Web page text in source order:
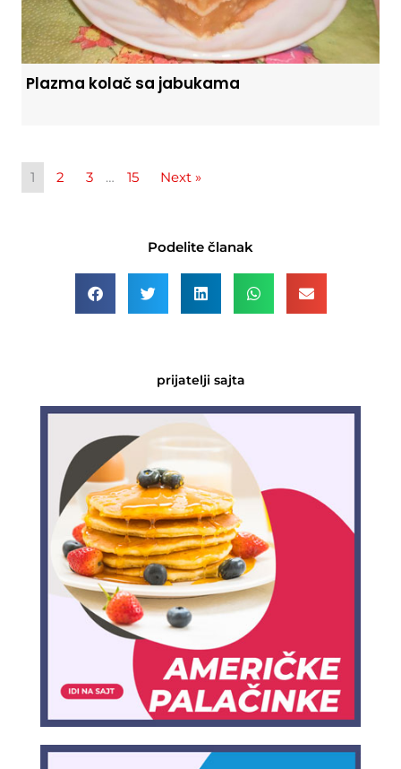
Plazma kolač sa jabukama
1 2 3 … 15 Next »
Podelite članak
prijatelji sajta